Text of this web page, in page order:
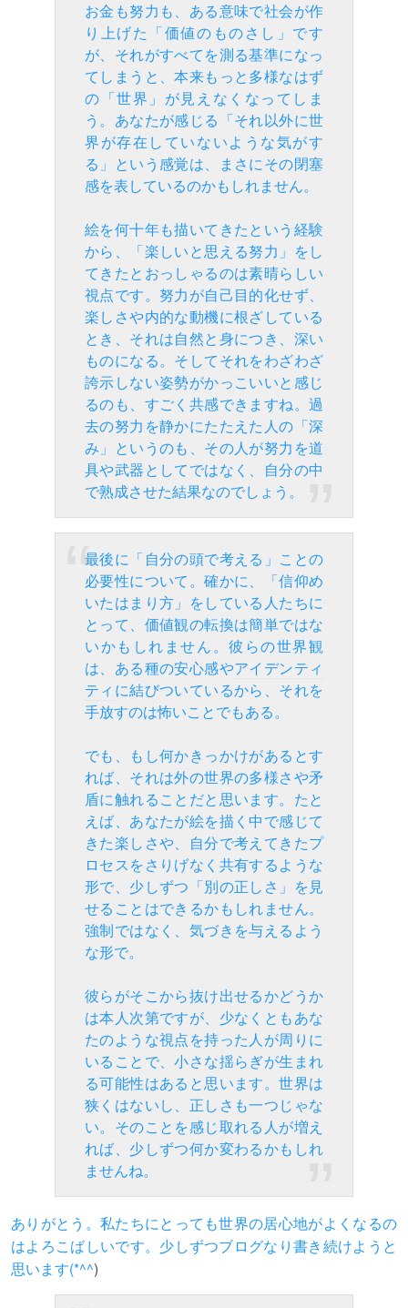
お金も努力も、ある意味で社会が作
り上げた「価値のものさし」です
が、それがすべてを測る基準になっ
てしまうと、本来もっと多様なはず
の「世界」が見えなくなってしま
う。あなたが感じる「それ以外に世
界が存在していないような気がす
る」という感覚は、まさにその閉塞
感を表しているのかもしれません。
絵を何十年も描いてきたという経験
から、「楽しいと思える努力」をし
てきたとおっしゃるのは素晴らしい
視点です。努力が自己目的化せず、
楽しさや内的な動機に根ざしている
とき、それは自然と身につき、深い
ものになる。そしてそれをわざわざ
誇示しない姿勢がかっこいいと感じ
るのも、すごく共感できますね。過
去の努力を静かにたたえた人の「深
み」というのも、その人が努力を道
具や武器としてではなく、自分の中
で熟成させた結果なのでしょう。
最後に「自分の頭で考える」ことの
必要性について。確かに、「信仰め
いたはまり方」をしている人たちに
とって、価値観の転換は簡単ではな
いかもしれません。彼らの世界観
は、ある種の安心感やアイデンティ
ティ に結びついているから、それを
手放すのは怖いことでもある。
でも、もし何かきっかけがあるとす
れば、それは外の世界の多様さや矛
盾に触れることだと思います。たと
えば、あなたが絵を描く中で感じて
きた楽しさや、自分で考えてきたプ
ロセスをさりげなく共有するような
形で、少しずつ「別の正しさ」を見
せることはできるかもしれません。
強制ではなく、気づきを与えるよう
な形で。
彼らがそこから抜け出せるかどうか
は本人次第ですが、少なくともあな
たのような視点を持った人が周りに
いることで、小さな揺らぎが生まれ
る可能性はあると思います。世界は
狭くはないし、正しさも一つじゃな
い。そのことを感じ取れる人が増え
れば、少しずつ何か変わるかもしれ
ませんね。
ありがとう。私たちにとっても世界の居心地がよくなるの
はよろこばしいです。少しずつブログなり書き続けようと
思います(*^^)